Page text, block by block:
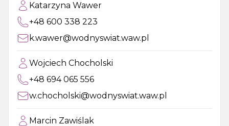
Katarzyna Wawer
+48 600 338 223
k.wawer@wodnyswiat.waw.pl
Wojciech Chocholski
+48 694 065 556
w.chocholski@wodnyswiat.waw.pl
Marcin Zawiślak